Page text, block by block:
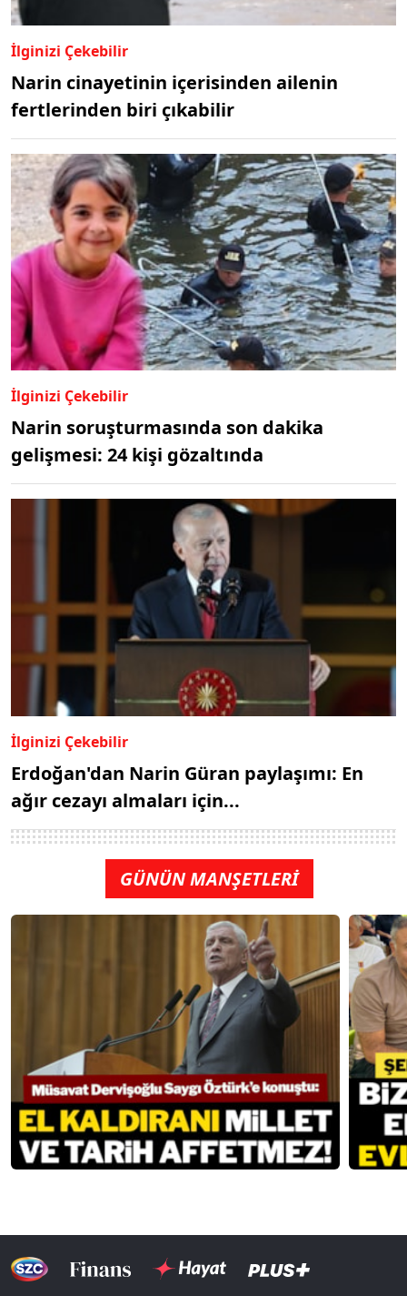
İlginizi Çekebilir
Narin cinayetinin içerisinden ailenin
fertlerinden biri çıkabilir
İlginizi Çekebilir
Narin soruşturmasında son dakika
gelişmesi: 24 kişi gözaltında
İlginizi Çekebilir
Erdoğan'dan Narin Güran paylaşımı: En
ağır cezayı almaları için...
GÜNÜN MANŞETLERİ